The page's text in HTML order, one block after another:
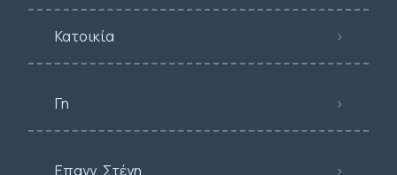
Κατοικία
Γη
Επαγγ. Στέγη